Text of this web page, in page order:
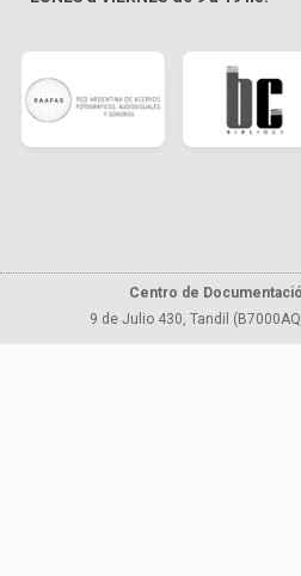
Centro de
9 de Julio 430, Tandil